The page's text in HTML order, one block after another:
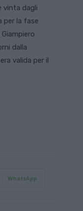
vinta dagli
per la fase
dalla
valida per il
WhatsApp